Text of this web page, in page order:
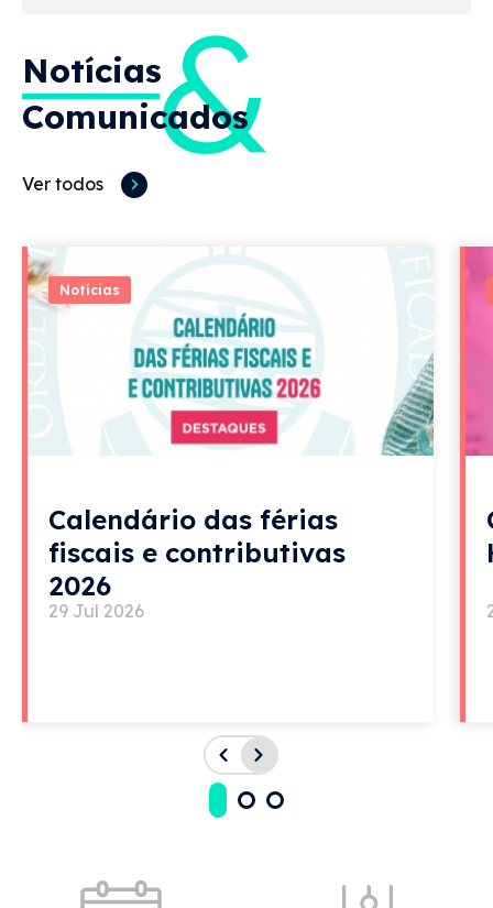
Notícias&
Comunicados
Ver todos
Notícias
Calendário das férias
fiscais e contributivas
2026
29 Jul 2026